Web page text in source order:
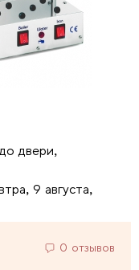
двери,
9 августа,
0 отзывов